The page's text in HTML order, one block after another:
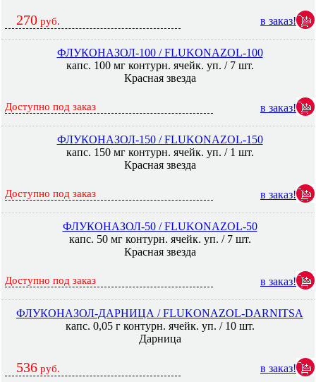
270 руб. в заказ!
ФЛУКОНАЗОЛ-100 / FLUKONAZOL-100
капс. 100 мг контурн. ячейк. уп. / 7 шт.
Красная звезда
Доступно под заказ в заказ!
ФЛУКОНАЗОЛ-150 / FLUKONAZOL-150
капс. 150 мг контурн. ячейк. уп. / 1 шт.
Красная звезда
Доступно под заказ в заказ!
ФЛУКОНАЗОЛ-50 / FLUKONAZOL-50
капс. 50 мг контурн. ячейк. уп. / 7 шт.
Красная звезда
Доступно под заказ в заказ!
ФЛУКОНАЗОЛ-ДАРНИЦА / FLUKONAZOL-DARNITSA
капс. 0,05 г контурн. ячейк. уп. / 10 шт.
Дарница
536 руб. в заказ!